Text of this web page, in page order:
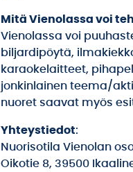
Mitä Vienolassa voi
Vienolassa voi
biljardipöytä,
karaokelaitteet,
jonkinlainen teema/
nuoret saavat myös
Yhteystiedot:
Nuorisotila Vienolan
Oikotie 8, 39500